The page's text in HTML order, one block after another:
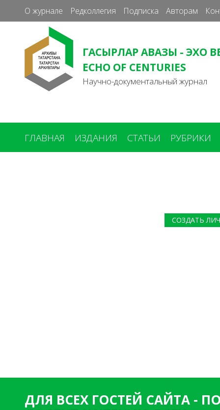
О журнале Редколлегия Подписка Авторам
ГАСЫРЛАР АВАЗЫ - ЭХО
ECHO OF CENTURIES
Научно-документальный журнал
ГЛАВНАЯ ИЗДАНИЯ СТАТЬИ РУБРИКИ
СОЗДАТЬ
ДЛЯ ВСЕХ ГОСТЕЙ САЙТА -